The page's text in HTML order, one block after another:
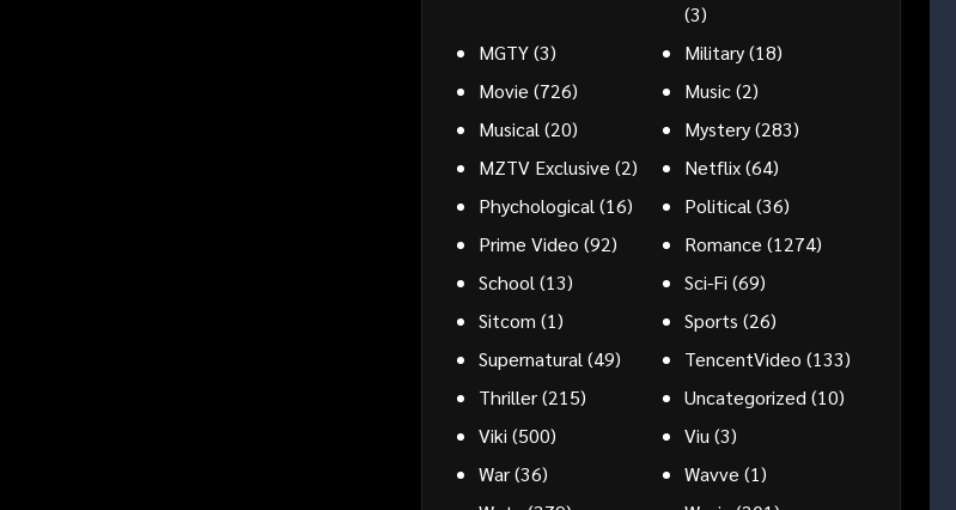
(3)
MGTY(3) Military(18)
Movie (726) Music(2)
Musical(20) Mystery(283)
MZTV Exclusive (2) Netflix(64)
Phychological(16) Political(36)
Prime Video (92) Romance (1274)
School(13) Sci-Fi (69)
Sitcom (1) Sports (26)
Supernatural(49) TencentVideo (133)
Thriller(215) Uncategorized(10)
Viki (500) Viu(3)
War(36) Wavve (1)